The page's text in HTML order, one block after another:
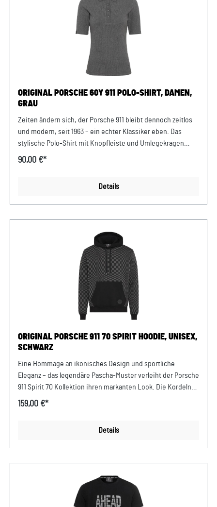
wringen. Design:Klassischer Porsche 50Y Turbo Hoodie,
Unisex, schwarz Verkauf und Versand durch: AVP
Sportwagen GmbH Porsche Zentrum Niederbayern/Plattling
Ferdinand-Porsche-Straße 1 94447 Plattling USt-Ident.-Nr.:
ORIGINAL PORSCHE 60Y 911 POLO-SHIRT, DAMEN,
GRAU
Zeiten ändern sich, der Porsche 911 bleibt dennoch zeitlos
und modern, seit 1963 – ein echter Klassiker eben. Das
stylische Polo-Shirt mit Knopfleiste und Umlegekragen
garantiert mit seiner taillierten Passform optimalen
Klassisch mit Knopfleiste und Umlegekragen Kleiner 60Y 911
TencelMaschinenwäsche 30°C, von links waschen und
bügeln. Farbe: Dunkelgrau Verkauf und Versand durch: AVP
Sportwagen GmbHPorsche Zentrum
NiederbayernFerdinand-Porsche-Straße 194447
PlattlingUSt-Ident.-Nr.: DE812582425
90,00 €*
Details
ORIGINAL PORSCHE 911 70 SPIRIT HOODIE, UNISEX,
SCHWARZ
Eine Hommage an ikonisches Design und sportliche
Eleganz – das legendäre Pascha-Muster verleiht der Porsche
911 Spirit 70 Kollektion ihren markanten Look. Die Kordeln
mit Logo-Details unterstreichen den sportlich-eleganten
Material:80% Baumwolle/20% Polyester
Porsche Zentrum Niederbayern/Plattling Ferdinand-
Porsche-Straße 1 94447 Plattling USt-Ident.-Nr.:
159,00 €*
Details